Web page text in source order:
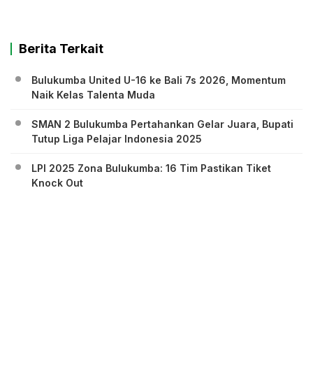
Berita Terkait
Bulukumba United U-16 ke Bali 7s 2026, Momentum
Naik Kelas Talenta Muda
SMAN 2 Bulukumba Pertahankan Gelar Juara, Bupati
Tutup Liga Pelajar Indonesia 2025
LPI 2025 Zona Bulukumba: 16 Tim Pastikan Tiket
Knock Out